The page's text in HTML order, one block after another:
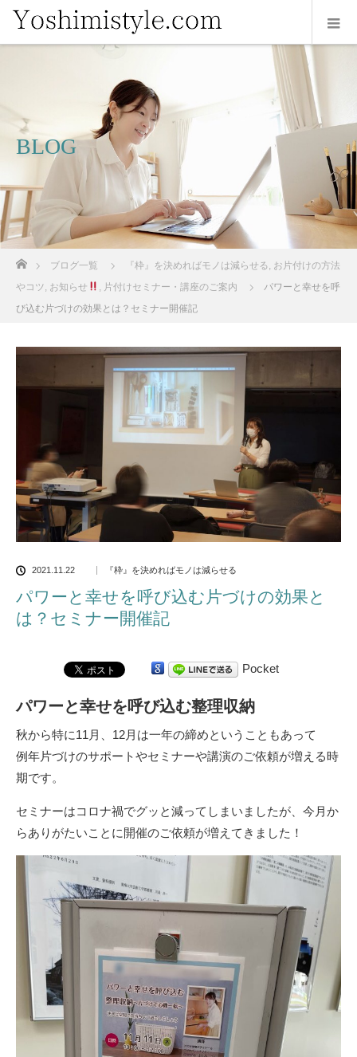
BLOG
ブログ一覧 『枠』を決めればモノは減らせる, お片付けの方法
やコツ, お知らせ , 片付けセミナー・講座のご案内
パワーと幸せを呼
び込む片づけの効果とは？セミナー開催記
2021.11.22 『枠』を決めればモノは減らせる
パワーと幸せを呼び込む片づけの効果と
は？セミナー開催記
Pocket
パワーと幸せを呼び込む整理収納
秋から特に11月、12月は一年の締めということもあって
例年片づけのサポートやセミナーや講演のご依頼が増える時
期です。
セミナーはコロナ禍でグッと減ってしまいましたが、今月か
らありがたいことに開催のご依頼が増えてきました！